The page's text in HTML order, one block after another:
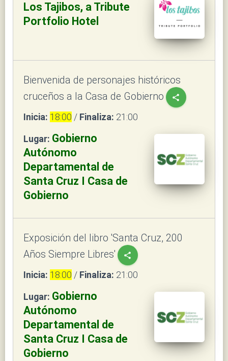
Los Tajibos, a Tribute
Portfolio Hotel
Bienvenida de personajes históricos
cruceños a la Casa de Gobierno
share
Inicia: 18:00 / Finaliza: 21:00
Lugar: Gobierno
Autónomo
Departamental de
Santa Cruz I Casa de
Gobierno
Exposición del libro 'Santa Cruz, 200
Años Siempre Libres'
share
Inicia: 18:00 / Finaliza: 21:00
Lugar: Gobierno
Autónomo
Departamental de
Santa Cruz I Casa de
Gobierno